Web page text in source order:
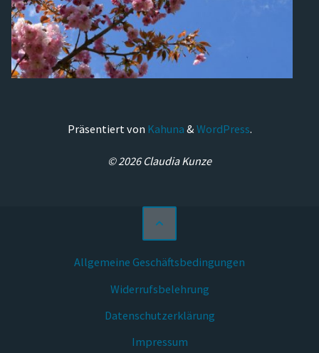
Präsentiert von Kahuna & WordPress.
© 2026 Claudia Kunze
Allgemeine Geschäftsbedingungen
Widerrufsbelehrung
Datenschutzerklärung
Impressum